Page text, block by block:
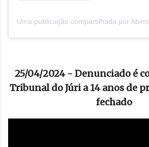
25/04/2024 - Denunciado é
Tribunal do Júri a 14 anos de
fechado